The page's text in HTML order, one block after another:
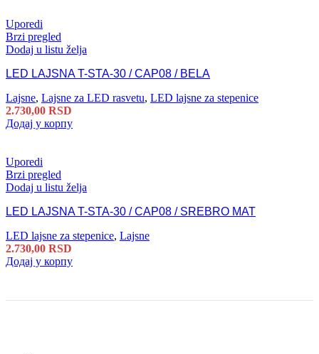
Uporedi
Brzi pregled
Dodaj u listu želja
LED LAJSNA T-STA-30 / CAP08 / BELA
Lajsne, Lajsne za LED rasvetu, LED lajsne za stepenice
2.730,00 RSD
Додај у корпу
Uporedi
Brzi pregled
Dodaj u listu želja
LED LAJSNA T-STA-30 / CAP08 / SREBRO MAT
LED lajsne za stepenice, Lajsne
2.730,00 RSD
Додај у корпу